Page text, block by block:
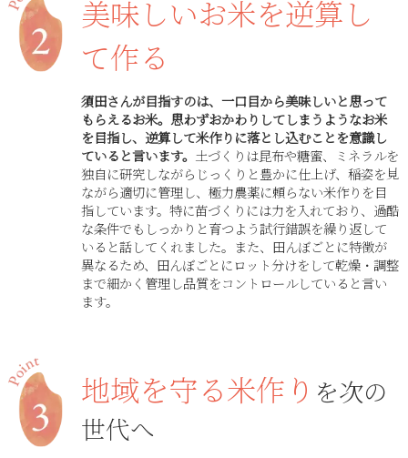
美味しいお米を逆算し
て作る
須田さんが目指すのは、一口目から美味しいと思って
もらえるお米。思わずおかわりしてしまうようなお米
を目指し、逆算して米作りに落とし込むことを意識し
ていると言います。 土づくりは昆布や糖蜜、ミネラルを
独自に研究しながらじっくりと豊かに仕上げ、稲姿を見
ながら適切に管理し、極力農薬に頼らない米作りを目
指しています。特に苗づくりには力を入れており、過酷
な条件でもしっかりと育つよう試行錯誤を繰り返して
いると話してくれました。また、田んぼごとに特徴が
異なるため、田んぼごとにロット分けをして乾燥・調整
まで細かく管理し品質をコントロールしていると言い
ます。
地域を守る米作り を次の
世代へ